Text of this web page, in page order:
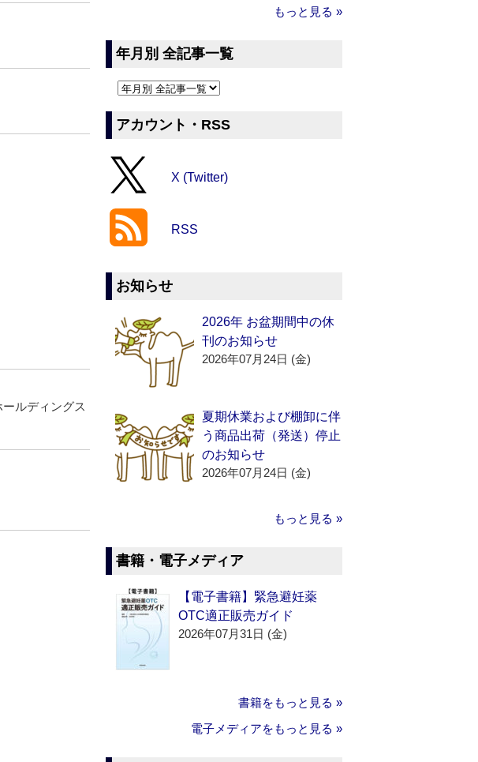
ルディングス
もっと見る »
年月別 全記事一覧
アカウント・RSS
X (Twitter)
RSS
お知らせ
2026年 お盆期間中の休
刊のお知らせ
2026年07月24日 (金)
夏期休業および棚卸に伴
う商品出荷（発送）停止
のお知らせ
2026年07月24日 (金)
もっと見る »
書籍・電子メディア
【電子書籍】緊急避妊薬
OTC適正販売ガイド
2026年07月31日 (金)
書籍をもっと見る »
電子メディアをもっと見る »